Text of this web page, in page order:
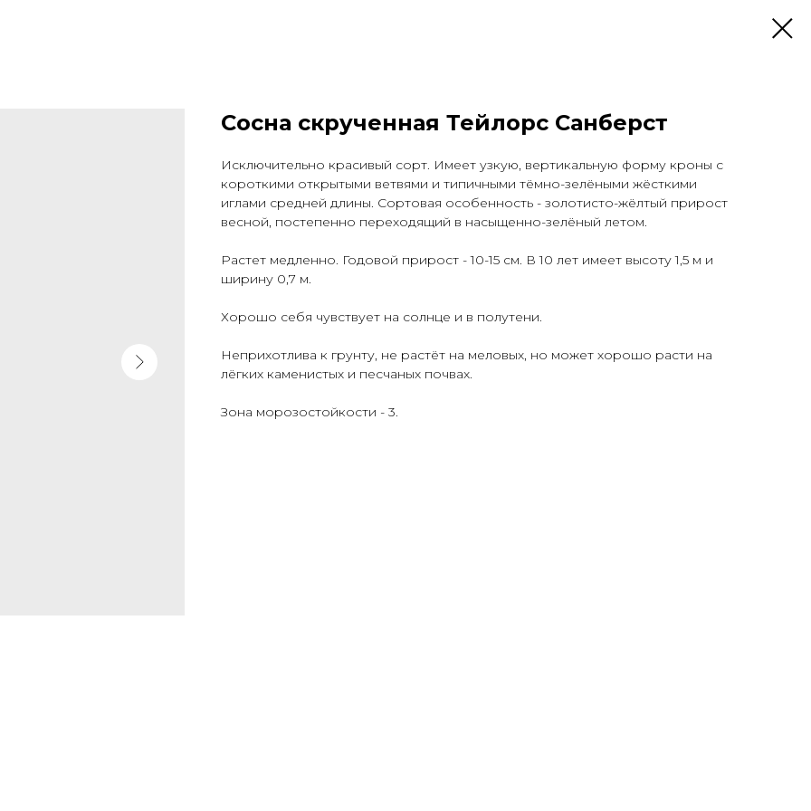
Сосна скрученная Тейлорс Санберст
Исключительно красивый сорт. Имеет узкую, вертикальную форму кроны с
короткими открытыми ветвями и типичными тёмно-зелёными жёсткими
иглами средней длины. Сортовая особенность - золотисто-жёлтый прирост
весной, постепенно переходящий в насыщенно-зелёный летом.
Растет медленно. Годовой прирост - 10-15 см. В 10 лет имеет высоту 1,5 м и
ширину 0,7 м.
Хорошо себя чувствует на солнце и в полутени.
Неприхотлива к грунту, не растёт на меловых, но может хорошо расти на
лёгких каменистых и песчаных почвах.
Зона морозостойкости - 3.